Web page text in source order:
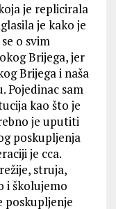
je replicirala
je kako je
o svim
Brijega, jer
Brijega i naša
Pojedinac sam
kao što je
je uputiti
poskupljenja
je cca.
struja,
i školujemo
poskupljenje